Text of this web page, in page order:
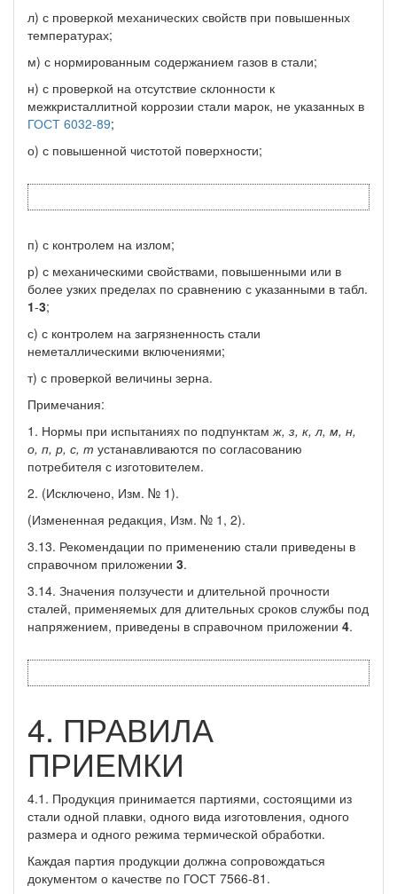
л) с проверкой механических свойств при повышенных
температурах;
м) с нормированным содержанием газов в стали;
н) с проверкой на отсутствие склонности к
межкристаллитной коррозии стали марок, не указанных в
ГОСТ 6032-89;
о) с повышенной чистотой поверхности;
п) с контролем на излом;
р) с механическими свойствами, повышенными или в
более узких пределах по сравнению с указанными в табл.
1-3;
с) с контролем на загрязненность стали
неметаллическими включениями;
т) с проверкой величины зерна.
Примечания:
1. Нормы при испытаниях по подпунктам ж, з, к, л, м, н,
о, п, р, с, т устанавливаются по согласованию
потребителя с изготовителем.
2. (Исключено, Изм. № 1).
(Измененная редакция, Изм. № 1, 2).
3.13. Рекомендации по применению стали приведены в
справочном приложении 3.
3.14. Значения ползучести и длительной прочности
сталей, применяемых для длительных сроков службы под
напряжением, приведены в справочном приложении 4.
4. ПРАВИЛА
ПРИЕМКИ
4.1. Продукция принимается партиями, состоящими из
стали одной плавки, одного вида изготовления, одного
размера и одного режима термической обработки.
Каждая партия продукции должна сопровождаться
документом о качестве по ГОСТ 7566-81.